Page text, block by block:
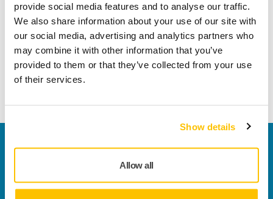
provide social media features and to analyse our traffic.
We also share information about your use of our site with
our social media, advertising and analytics partners who
may combine it with other information that you’ve
provided to them or that they’ve collected from your use
of their services.
Show details
Allow all
Közbetét Ø 125 mm-es csiszolótalpakhoz. A Mirka-
közbetéteket lekerekített felületek és kontúrok csiszolására
használják tépőzáras csiszolóanyagokkal kombinálva.
Közbetét használatával lágyabb csiszolási eredményt
érhetünk el. A közbetét a csiszolótalp és a csiszolókorong
közé kerül.
Vegye fel velünk a kapcsolatot
Szeretne többet tudni?Kérjük, vegye fel velünk a
válaszol kérdéseire.